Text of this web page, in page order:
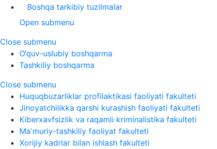
Boshqa tarkibiy tuzilmalar
Open submenu
Close submenu
O‘quv-uslubiy boshqarma
Tashkiliy boshqarma
Close submenu
Huquqbuzarliklar profilaktikasi faoliyati fakulteti
Jinoyatchilikka qarshi kurashish faoliyati fakulteti
Kiberxavfsizlik va raqamli kriminalistika fakulteti
Maʼmuriy-tashkiliy faoliyat fakulteti
Xorijiy kadrlar bilan ishlash fakulteti